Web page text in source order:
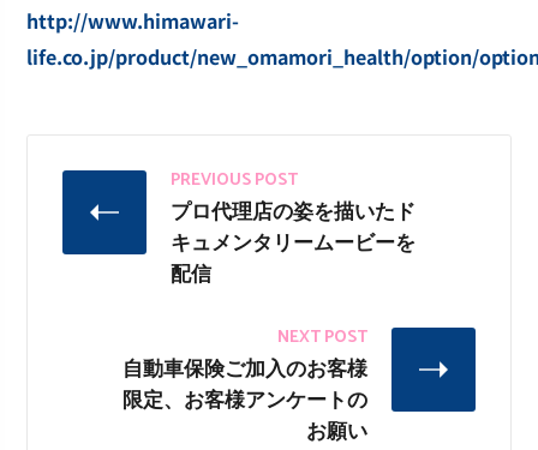
http://www.himawari-
life.co.jp/product/new_omamori_health/option/
PREVIOUS POST
プロ代理店の姿を描いたド
キュメンタリームービーを
配信
NEXT POST
自動車保険ご加入のお客様
限定、お客様アンケートの
お願い